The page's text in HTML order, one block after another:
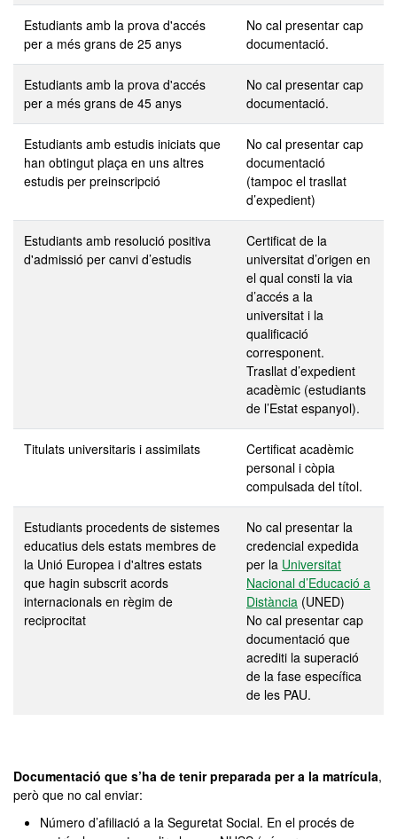
Estudiants amb la prova d'accés
per a més grans de 25 anys
No cal presentar cap
documentació.
Estudiants amb la prova d'accés
per a més grans de 45 anys
No cal presentar cap
documentació.
Estudiants amb estudis iniciats que
han obtingut plaça en uns altres
estudis per preinscripció
No cal presentar cap
documentació
(tampoc el trasllat
d’expedient)
Estudiants amb resolució positiva
d'admissió per canvi d’estudis
Certificat de la
universitat d’origen en
el qual consti la via
d’accés a la
universitat i la
qualificació
corresponent.
Trasllat d’expedient
acadèmic (estudiants
de l’Estat espanyol).
Titulats universitaris i assimilats
Certificat acadèmic
personal i còpia
compulsada del títol.
Estudiants procedents de sistemes
educatius dels estats membres de
la Unió Europea i d'altres estats
que hagin subscrit acords
internacionals en règim de
reciprocitat
No cal presentar la
credencial expedida
per la Universitat
Nacional d’Educació a
Distància (UNED)
No cal presentar cap
documentació que
acrediti la superació
de la fase específica
de les PAU.
Documentació que s’ha de tenir preparada per a la matrícula,
però que no cal enviar:
Número d’afiliació a la Seguretat Social. En el procés de